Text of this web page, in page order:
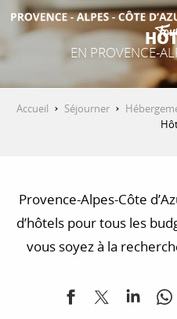
Aller
principalDÉCOUVRIR
SÉJOURNER
ESPACE PRO
EN PROVENCE-
Accueil Séjourner
Provence-Alpes-Côte
d’hôtels pour tous les
vous soyez à la
village provençal ou